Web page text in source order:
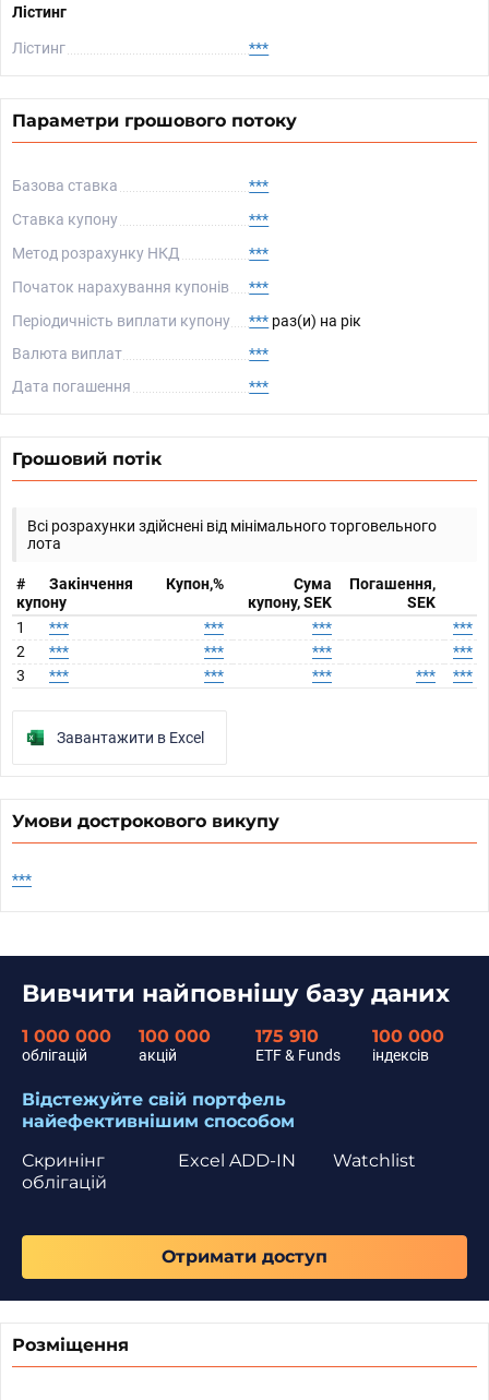
Лістинг
Лістинг ***
Параметри грошового потоку
Базова ставка
***
Ставка купону
***
Метод розрахунку НКД
***
Початок нарахування купонів
***
Періодичність виплати купону
*** раз(и) на рік
Валюта виплат
***
Дата погашення
***
Грошовий потік
Всі розрахунки здійснені від мінімального торговельного
лота
#
Закінчення
купону
Купон,%
Сума
купону, SEK
Погашення,
SEK
1
*** *** ***
***
2
*** *** ***
***
3
*** *** *** *** ***
Завантажити в Excel
Умови дострокового викупу
***
Вивчити найповнішу базу даних
1 000 000
облігацій
100 000
акцій
175 910
ETF & Funds
100 000
індексів
Відстежуйте свій портфель
найефективнішим способом
Скринінг
облігацій
Watchlist
Excel ADD-IN
Отримати доступ
Розміщення